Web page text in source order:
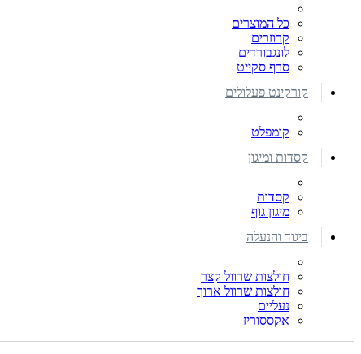
כל המוצרים
קרוזרים
לונגבורדים
סרף סקייט
קורקינט פעלולים
קומפלט
קסדות ומיגון
קסדות
מיגון גוף
ביגוד והנעלה
חולצות שרוול קצר
חולצות שרוול ארוך
נעליים
אקססוריז